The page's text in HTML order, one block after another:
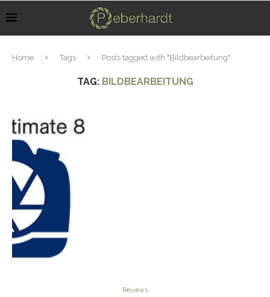
Home Tags Posts tagged with "Bildbearbeitung"
TAG: BILDBEARBEITUNG
Reviews